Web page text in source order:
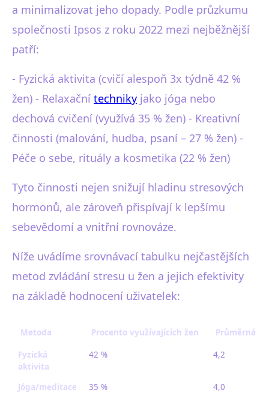
a minimalizovat jeho dopady. Podle průzkumu
společnosti Ipsos z roku 2022 mezi nejběžnější
patří:
- Fyzická aktivita (cvičí alespoň 3x týdně 42 %
žen) - Relaxační techniky jako jóga nebo
dechová cvičení (využívá 35 % žen) - Kreativní
činnosti (malování, hudba, psaní – 27 % žen) -
Péče o sebe, rituály a kosmetika (22 % žen)
Tyto činnosti nejen snižují hladinu stresových
hormonů, ale zároveň přispívají k lepšímu
sebevědomí a vnitřní rovnováze.
Níže uvádíme srovnávací tabulku nejčastějších
metod zvládání stresu u žen a jejich efektivity
na základě hodnocení uživatelek:
Metoda Procento využívajících žen Průměrná
Fyzická
aktivita
42 % 4,2
Jóga/meditace 35 %
4,0